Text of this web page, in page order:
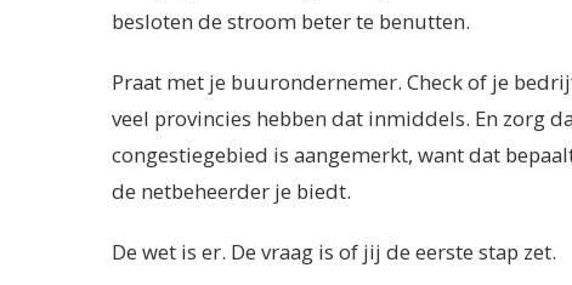
besloten de stroom beter te benutten.
Praat met je buurondernemer. Check of je
veel provincies hebben dat inmiddels. En zorg
congestiegebied is aangemerkt, want dat
de netbeheerder je biedt.
De wet is er. De vraag is of jij de eerste stap zet.